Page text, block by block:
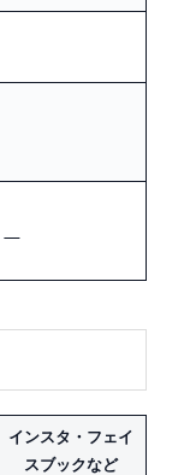
インスタ・フェイ
スブックなど